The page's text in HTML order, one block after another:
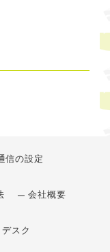
信の設定
会社概要
スク